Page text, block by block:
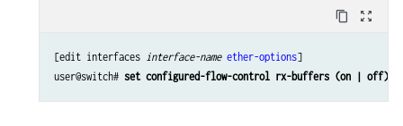
content_copy zoom_out_map
[edit interfaces interface-name ether-options]
user@switch# set configured-flow-control rx-buffers (on | off)